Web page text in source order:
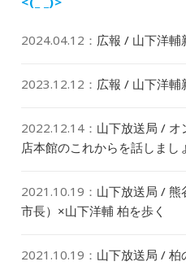
2024.04.12 ： 広報 / 山下洋輔
2023.12.12 ： 広報 / 山下洋輔
2022.12.14 ： 山下放送局 / オ
店本館のこれからを話しまし
2021.10.19 ： 山下放送局 / 熊
市長）×山下洋輔 柏を歩く
2021.10.19 ： 山下放送局 / 柏